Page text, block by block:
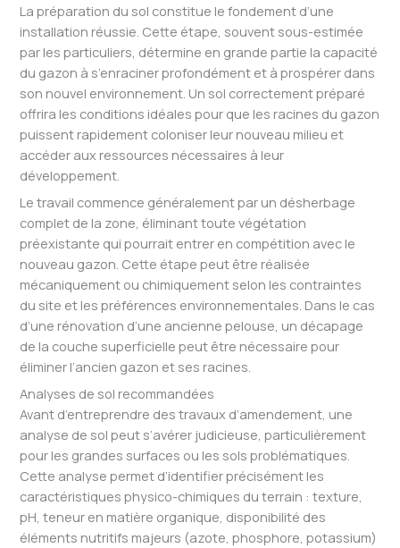
La préparation du sol constitue le fondement d’une
installation réussie. Cette étape, souvent sous-estimée
par les particuliers, détermine en grande partie la capacité
du gazon à s’enraciner profondément et à prospérer dans
son nouvel environnement. Un sol correctement préparé
offrira les conditions idéales pour que les racines du gazon
puissent rapidement coloniser leur nouveau milieu et
accéder aux ressources nécessaires à leur
développement.
Le travail commence généralement par un désherbage
complet de la zone, éliminant toute végétation
préexistante qui pourrait entrer en compétition avec le
nouveau gazon. Cette étape peut être réalisée
mécaniquement ou chimiquement selon les contraintes
du site et les préférences environnementales. Dans le cas
d’une rénovation d’une ancienne pelouse, un décapage
de la couche superficielle peut être nécessaire pour
éliminer l’ancien gazon et ses racines.
Analyses de sol recommandées
Avant d’entreprendre des travaux d’amendement, une
analyse de sol peut s’avérer judicieuse, particulièrement
pour les grandes surfaces ou les sols problématiques.
Cette analyse permet d’identifier précisément les
caractéristiques physico-chimiques du terrain : texture,
pH, teneur en matière organique, disponibilité des
éléments nutritifs majeurs (azote, phosphore, potassium)